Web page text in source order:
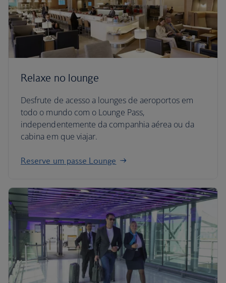
Relaxe no lounge
Desfrute de acesso a lounges de aeroportos em
todo o mundo com o Lounge Pass,
independentemente da companhia aérea ou da
cabina em que viajar.
Reserve um passe Lounge